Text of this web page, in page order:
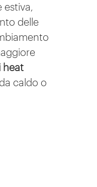
estiva,
delle
heat
caldo o